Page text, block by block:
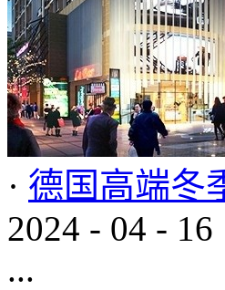
· 德国高端冬
2024 - 04 - 16
...